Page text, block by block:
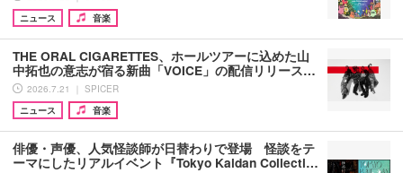
ニュース
音楽
THE ORAL CIGARETTES、ホールツアーに込めた山
中拓也の意志が宿る新曲「VOICE」の配信リリース…
2026.7.21 ｜ SPICER
ニュース
音楽
俳優・声優、人気怪談師が日替わりで登場 怪談をテ
ーマにしたリアルイベント『Tokyo Kaidan Collecti…